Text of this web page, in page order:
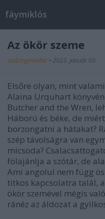
fáymiklós
Az ökör szeme
stolzingimalter • 2023. január 03.
Elsőre olyan, mint
Alaina Urquhart
Butcher and the Wren,
Háború és béke, de
borzongatni a hátakat?
szép távolságra van
micsoda?
fölajánlja a szótár, de
Ami angolul nem függ
titkos kapcsolatra talál,
ökör szemével mégis
ránéz az áldozat a